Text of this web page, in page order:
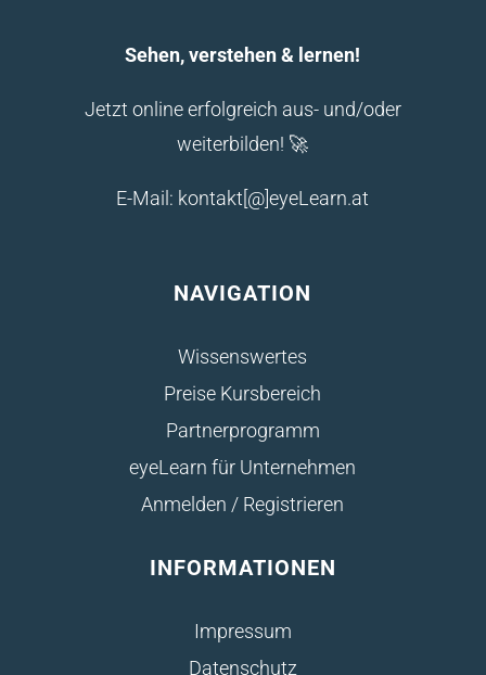
Sehen, verstehen & lernen!
Jetzt online erfolgreich aus- und/oder
weiterbilden! 🚀
E-Mail: kontakt[@]eyeLearn.at
NAVIGATION
Wissenswertes
Preise Kursbereich
Partnerprogramm
eyeLearn für Unternehmen
Anmelden / Registrieren
INFORMATIONEN
Impressum
Datenschutz